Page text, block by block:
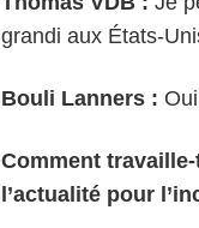
grandi aux États-
Bouli Lanners :
Comment
l’actualité pour